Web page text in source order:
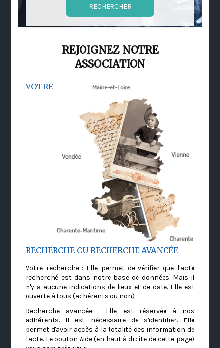
REJOIGNEZ NOTRE
ASSOCIATION
VOTRE
RECHERCHE OU RECHERCHE AVANCÉE
Votre recherche: Elle permet de vérifier que l'acte
recherché est dans notre base de données. Mais il
n'y a aucune indications de lieux et de date. Elle est
ouverte à tous (adhérents ou non)
Recherche avancée : Elle est réservée à nos
adhérents. Il est nécessaire de s'identifier. Elle
permet d'avoir accès à la totalité des information de
l'acte. Le bouton Aide (en haut à droite de cette page)